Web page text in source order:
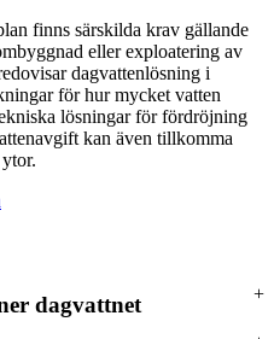
finns särskilda krav gällande
eller exploatering av
dagvattenlösning i
för hur mycket vatten
lösningar för fördröjning
kan även tillkomma
dagvattnet